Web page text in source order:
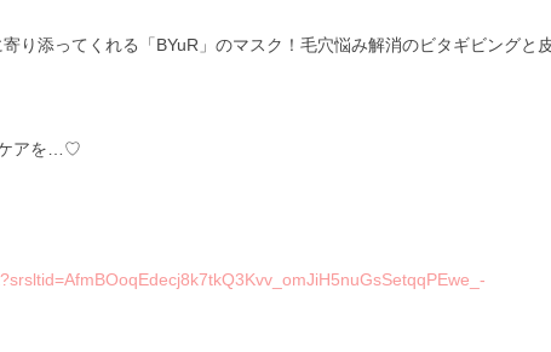
り添ってくれる「BYuR」のマスク！毛穴悩み解消のビタギビングと
ケアを…♡